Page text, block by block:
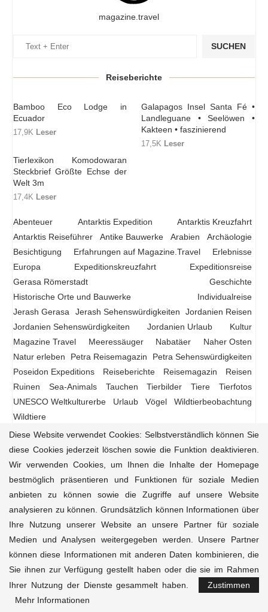
magazine.travel
SUCHEN
Reiseberichte
Bamboo Eco Lodge in
Ecuador
17,9K Leser
Galapagos Insel Santa Fé •
Landleguane • Seelöwen •
Kakteen • faszinierend
17,5K Leser
Tierlexikon Komodowaran
Steckbrief Größte Echse der
Welt 3m
17,4K Leser
Abenteuer Antarktis Expedition
Antarktis Kreuzfahrt
Antarktis Reiseführer
Antike Bauwerke Arabien
Archäologie
Besichtigung
Erfahrungen auf Magazine.Travel
Erlebnisse
Europa
Expeditionskreuzfahrt
Expeditionsreise
Gerasa Römerstadt
Geschichte
Historische Orte und Bauwerke
Individualreise
Jerash Gerasa
Jerash Sehenswürdigkeiten
Jordanien Reisen
Jordanien Sehenswürdigkeiten
Jordanien Urlaub
Kultur
Magazine Travel
Meeressäuger Nabatäer
Naher Osten
Natur erleben
Petra Reisemagazin
Petra Sehenswürdigkeiten
Poseidon Expeditions
Reiseberichte Reisemagazin
Reisen
Ruinen
Sea-Animals Tauchen Tierbilder Tiere
Tierfotos
UNESCO Weltkulturerbe
Urlaub Vögel
Wildtierbeobachtung
Wildtiere
Reisemagazin Reiseziele Reiseführer
Natur-Tiere
Kultur
Aktivitäten Unterkünfte
Kontakt
© 2020-2025 Magazine.Travel • Dein Kompass für
einzigartigen, ethischen Reisejournalismus • Powered
Internethilfe• Design & Inspiration durchPlatuxKunst mit
sozialem Impact für The Peace Nexus. Alle Rechte
Diese Website verwendet Cookies: Selbstverständlich können Sie
diese Cookies jederzeit löschen sowie die Funktion deaktivieren.
Wir verwenden Cookies, um Ihnen die Inhalte der Homepage
bestmöglich präsentieren und Funktionen für soziale Medien
anbieten zu können sowie die Zugriffe auf unsere Website
analysieren zu können. Grundsätzlich können Informationen über
Ihre Nutzung unserer Website an unsere Partner für soziale
Medien und Analysen weitergegeben werden. Unsere Partner
können diese Informationen mit anderen Daten kombinieren, die
Sie ihnen zur Verfügung gestellt haben oder die sie im Rahmen
Ihrer Nutzung der Dienste gesammelt haben.
Zustimmen
Mehr Informationen